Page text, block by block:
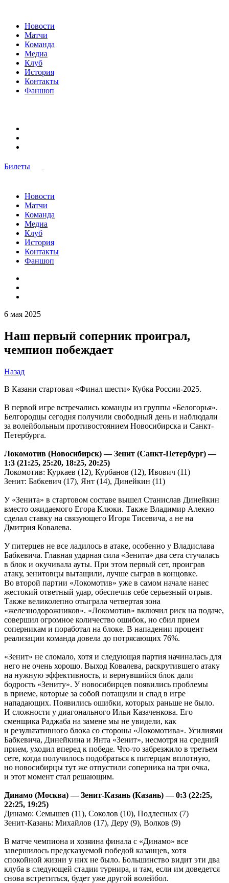
Новости
Матчи
Команда
Медиа
Клуб
История
Контакты
Фаншоп
Билеты
Новости
Матчи
Команда
Медиа
Клуб
История
Контакты
Фаншоп
6 мая 2025
Наш первый соперник проиграл,
чемпион побеждает
Назад
В Казани стартовал «Финал шести» Кубка России-2025.
В первой игре встречались команды из группы «Белогорья».
Белгородцы сегодня получили свободный день и наблюдали
за волейбольным противостоянием Новосибирска и Санкт-
Петербурга.
Локомотив (Новосибирск) — Зенит (Санкт-Петербург) —
1:3 (21:25, 25:20, 18:25, 20:25)
Локомотив: Куркаев (12), Курбанов (12), Ивович (11)
Зенит: Бабкевич (17), Янт (14), Динейкин (11)
У «Зенита» в стартовом составе вышел Станислав Динейкин
вместо ожидаемого Егора Клюки. Также Владимир Алекно
сделал ставку на связующего Игоря Тисевича, а не на
Дмитрия Ковалева.
У питерцев не все ладилось в атаке, особенно у Владислава
Бабкевича. Главная ударная сила «Зенита» два сета стучалась
в блок и окучивала ауты. При этом первый сет, проиграв
атаку, зенитовцы вытащили, лучше сыграв в концовке.
Во второй партии «Локомотив» уже в самом начале нанес
жестокий ответный удар, обеспечив себе серьезный отрыв.
Также великолепно отыграла четвертая зона
«железнодорожников». «Локомотив» включил риск на подаче,
совершил огромное количество ошибок, но сбил прием
соперникам и поработал на блоке. В нападении процент
реализации команда довела до потрясающих 76%.
«Зенит» не сломало, хотя и следующая партия начиналась для
него не очень хорошо. Выход Ковалева, раскрутившего атаку
на нужную эффективность, и вернувшийся блок дали
бодрость «Зениту». У новосибирцев появились проблемы
в приеме, которые за собой потащили и спад в игре
нападающих. Появились ошибки, которых раньше не было.
И сложности у диагонального Ильи Казаченкова. Его
сменщика Раджаба на замене мы не увидели, как
и результативного блока со стороны «Локомотива». Усилиями
Бабкевича, Динейкина и Янта «Зенит», несмотря на средний
прием, уходил вперед к победе. Что-то забрезжило в третьем
сете, когда получилось подобраться к питерцам вплотную,
но новосибирцы тут же отпустили соперника на три очка,
и этот момент стал решающим.
Динамо (Москва) — Зенит-Казань (Казань) — 0:3 (22:25,
22:25, 19:25)
Динамо: Семышев (11), Соколов (10), Подлесных (7)
Зенит-Казань: Михайлов (17), Деру (9), Волков (9)
В матче чемпиона и хозяина финала с «Динамо» все
завершилось предсказуемой победой казанцев, хотя
спокойной жизни у них не было. Большинство видит эти два
клуба в следующей стадии турнира, и там, если им доведется
снова встретиться, будет уже другой волейбол.